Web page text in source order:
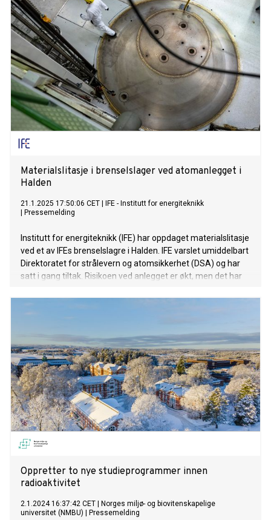
Materialslitasje i brenselslager ved atomanlegget i
Halden
21.1.2025 17:50:06 CET
IFE - Institutt for energiteknikk
Pressemelding
Institutt for energiteknikk (IFE) har oppdaget materialslitasje
ved et av IFEs brenselslagre i Halden. IFE varslet umiddelbart
Direktoratet for strålevern og atomsikkerhet (DSA) og har
satt i gang tiltak. Risikoen ved anlegget er økt, men det har
Oppretter to nye studieprogrammer innen
radioaktivitet
2.1.2024 16:37:42 CET
Norges miljø- og biovitenskapelige
universitet (NMBU)
Pressemelding